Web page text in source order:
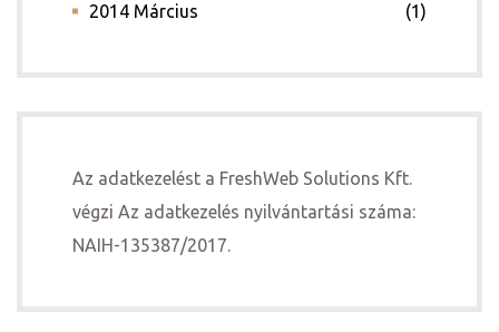
2014 Március (1)
Az adatkezelést a FreshWeb Solutions Kft.
végzi Az adatkezelés nyilvántartási száma:
NAIH-135387/2017.